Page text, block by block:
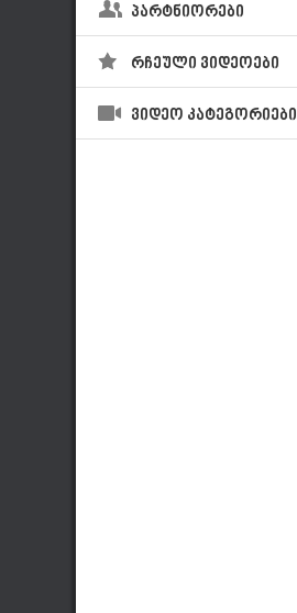
პარტნიორები
რჩეული ვიდეოები
ვიდეო კატეგორიები